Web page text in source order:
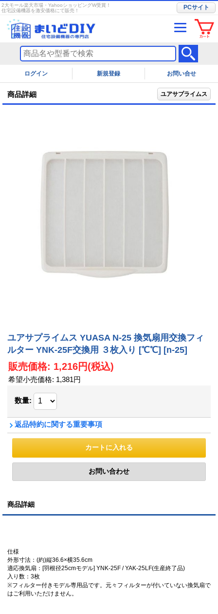
2大モール楽天市場・YahooショッピングW受賞！
住宅設備機器を激安価格にて販売！
PCサイト
ログイン お問い合せ
商品詳細 ユアサプライムス
ユアサプライムス YUASA N-25 換気扇用交換フィ
ルター YNK-25F交換用 ３枚入り [℃℃] [n-25]
販売価格: 1,216円(税込)
希望小売価格: 1,381円
数量:
返品特約に関する重要事項
商品詳細
仕様
外形寸法：(約)縦36.6×横35.6cm
適応換気扇：[羽根径25cmモデル] YNK-25F / YAK-25LF(生産終了品)
入り数：3枚
※フィルター付きモデル専用品です。元々フィルターが付いていない換気扇で
はご利用いただけません。